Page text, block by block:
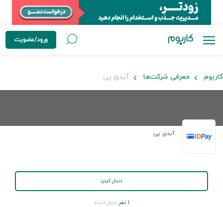
ورود/عضویت
کاربوم معرفی شرکت‌ها آیدی پی
آیدی پی
دنبال کردن
۱ نفر دنبال کننده